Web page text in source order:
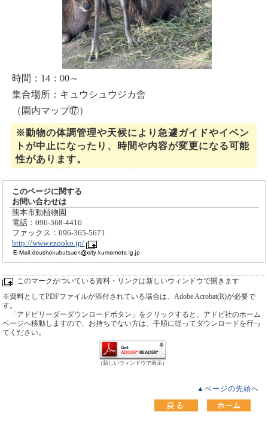
時間：14：00～
集合場所：キュウシュウジカ舎
（園内マップ⑰）
※動物の体調管理や天候により急遽ガイドやイベン
トが中止になったり、時間や内容が変更になる可能
性があります。
このページに関する
お問い合わせは
熊本市動植物園
電話：096-368-4416
ファックス：096-365-5671
http://www.ezooko.jp/
このマークがついている資料・リンクは新しいウィンドウで開きます
※資料としてPDFファイルが添付されている場合は、Adobe Acrobat(R)が必要で
す。
「アドビリーダーダウンロードボタン」をクリックすると、アドビ社のホーム
ページへ移動しますので、お持ちでない方は、手順に従ってダウンロードを行っ
てください。
（新しいウィンドウで表示）
▲ページの先頭へ